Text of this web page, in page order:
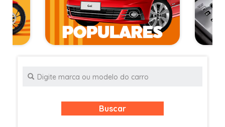
Buscar